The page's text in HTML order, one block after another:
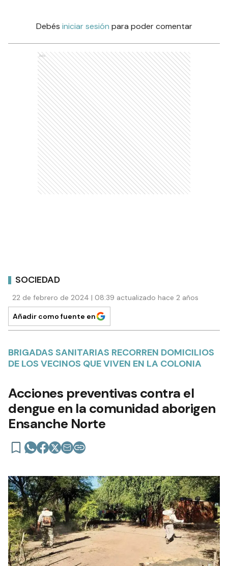
Debés iniciar sesión para poder comentar
Ads
SOCIEDAD
22 de febrero de 2024 | 08:39 actualizado hace 2 años
Añadir como fuente en
BRIGADAS SANITARIAS RECORREN DOMICILIOS
DE LOS VECINOS QUE VIVEN EN LA COLONIA
Acciones preventivas contra el
dengue en la comunidad aborigen
Ensanche Norte